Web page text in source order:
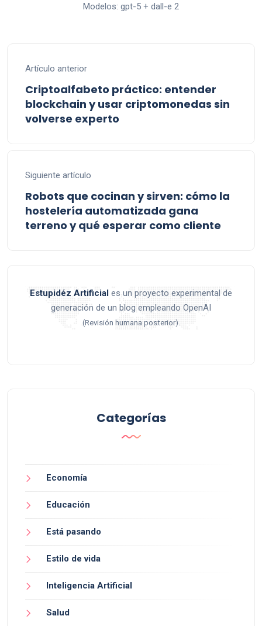
Modelos: gpt-5 + dall-e 2
Artículo anterior
Criptoalfabeto práctico: entender
blockchain y usar criptomonedas sin
volverse experto
Siguiente artículo
Robots que cocinan y sirven: cómo la
hostelería automatizada gana
terreno y qué esperar como cliente
Estupidéz Artificial es un proyecto experimental de
generación de un blog empleando OpenAI
(Revisión humana posterior)
Categorías
Economía
Educación
Está pasando
Estilo de vida
Inteligencia Artificial
Salud